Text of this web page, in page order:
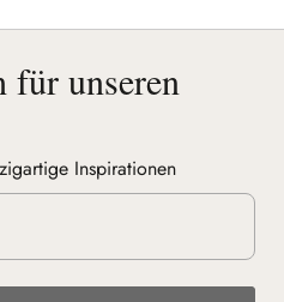
für unseren
Inspirationen